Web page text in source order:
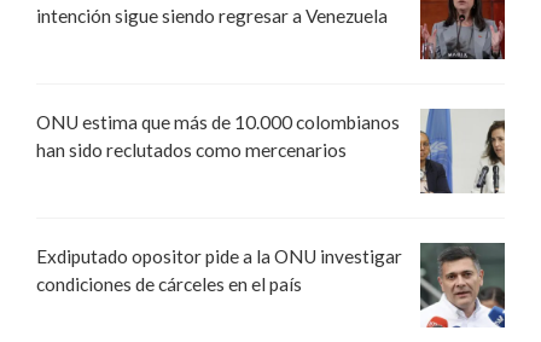
intención sigue siendo regresar a Venezuela
ONU estima que más de 10.000 colombianos
han sido reclutados como mercenarios
Exdiputado opositor pide a la ONU investigar
condiciones de cárceles en el país